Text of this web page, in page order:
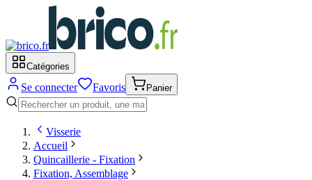
Catégories
Se connecter Favoris Panier
Visserie
Accueil
Quincaillerie - Fixation
Fixation, Assemblage